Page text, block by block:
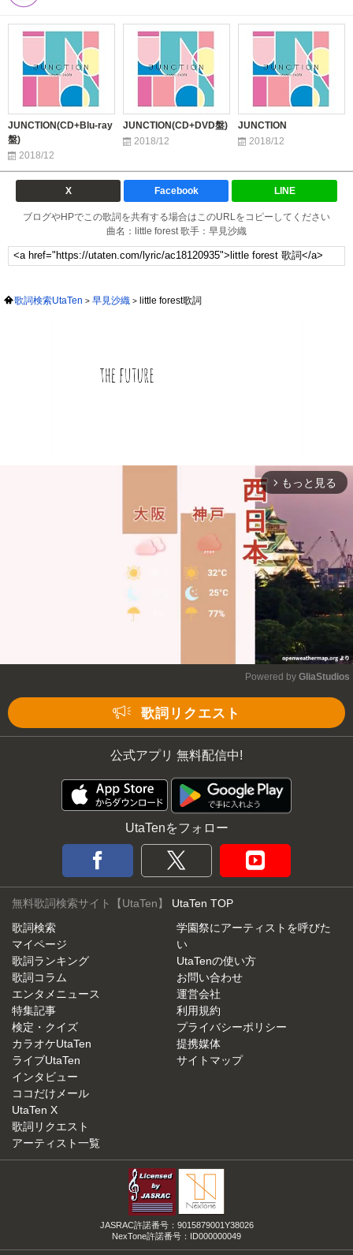
JUNCTION(CD+Blu-ray
盤)
2018/12
JUNCTION(CD+DVD盤)
2018/12
JUNCTION
2018/12
X Facebook LINE
ブログやHPでこの歌詞を共有する場合はこのURLをコピーしてください
曲名：little forest 歌手：早見沙織
歌詞検索UtaTen 早見沙織 little forest歌詞
arrow_forward_ios もっと見る
Powered by GliaStudios
歌詞リクエスト
公式アプリ 無料配信中!
UtaTenをフォロー
無料歌詞検索サイト【UtaTen】 UtaTen TOP
歌詞検索
マイページ
歌詞ランキング
歌詞コラム
エンタメニュース
特集記事
検定・クイズ
カラオケUtaTen
ライブUtaTen
インタビュー
ココだけメール
UtaTen X
歌詞リクエスト
アーティスト一覧
学園祭にアーティストを呼びた
い
UtaTenの使い方
お問い合わせ
運営会社
利用規約
プライバシーポリシー
提携媒体
サイトマップ
JASRAC許諾番号：9015879001Y38026
NexTone許諾番号：ID000000049